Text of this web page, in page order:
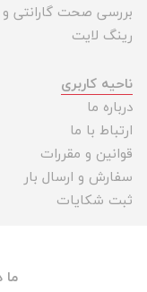
بررسی صحت گارانتی و
رینگ لایت
ناحیه کاربری
درباره ما
ارتباط با ما
قوانین و مقررات
سفارش و ارسال بار
ثبت شکایات
ما